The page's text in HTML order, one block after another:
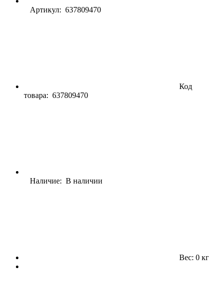
Артикул: 637809470
Код
товара: 637809470
Наличие: В наличии
Вес: 0 кг